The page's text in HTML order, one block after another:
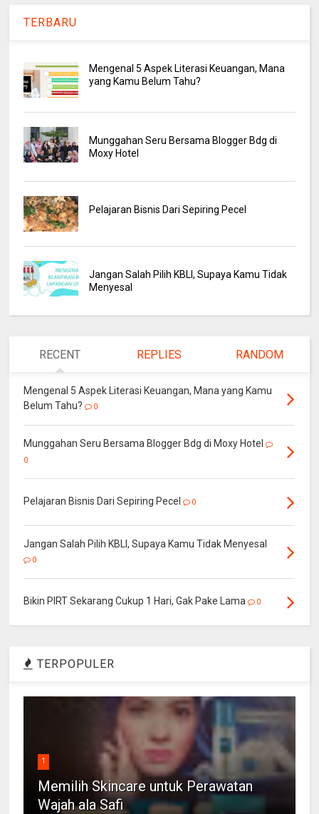
TERBARU
Mengenal 5 Aspek Literasi Keuangan, Mana
yang Kamu Belum Tahu?
Munggahan Seru Bersama Blogger Bdg di
Moxy Hotel
Pelajaran Bisnis Dari Sepiring Pecel
Jangan Salah Pilih KBLI, Supaya Kamu Tidak
Menyesal
RECENT REPLIES RANDOM
Mengenal 5 Aspek Literasi Keuangan, Mana yang Kamu
Belum Tahu?
0
Munggahan Seru Bersama Blogger Bdg di Moxy Hotel
0
Pelajaran Bisnis Dari Sepiring Pecel 0
Jangan Salah Pilih KBLI, Supaya Kamu Tidak Menyesal
0
Bikin PIRT Sekarang Cukup 1 Hari, Gak Pake Lama 0
TERPOPULER
1
Memilih Skincare untuk Perawatan
Wajah ala Safi